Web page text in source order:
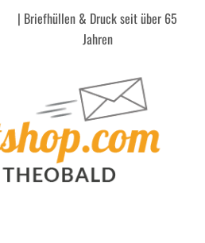
| Briefhüllen & Druck seit über 65
Jahren